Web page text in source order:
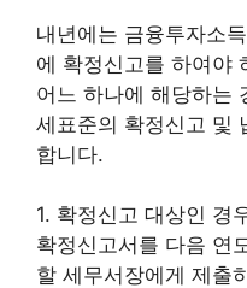
내년에는 금융투자소
에 확정신고를 하여야
어느 하나에 해당하는
세표준의 확정신고 및
합니다.
1. 확정신고 대상인 경
확정신고서를 다음 연
할 세무서장에게 제출